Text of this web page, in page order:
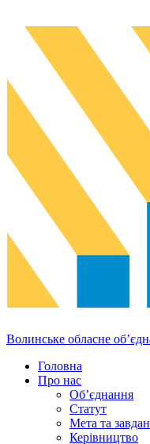
Волинське обласне
Головна
Про нас
Об’єднання
Статут
Мета та
Керівництво